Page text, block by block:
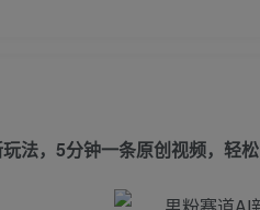
法，5分钟一条原创视频，轻松